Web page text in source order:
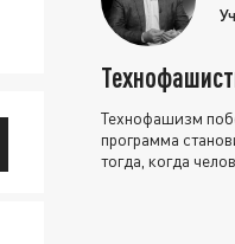
Технофашизм
программа
тогда, когда